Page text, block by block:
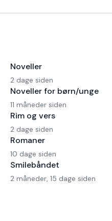
Noveller
2 dage siden
Noveller for børn/unge
11 måneder siden
Rim og vers
2 dage siden
Romaner
10 dage siden
Smilebåndet
2 måneder, 15 dage siden